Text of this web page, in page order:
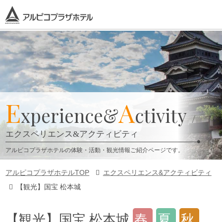
アルピコプラザホテルの体験・活動・観光情報ご紹介ページです。
Experience&Activity
エクスペリエンス&アクティビティ
アルピコプラザホテルTOP
エクスペリエンス&アクティビティ
【観光】国宝 松本城